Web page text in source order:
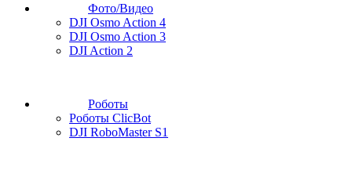
Фото/Видео
DJI Osmo Action 4
DJI Osmo Action 3
DJI Action 2
Роботы
Роботы ClicBot
DJI RoboMaster S1